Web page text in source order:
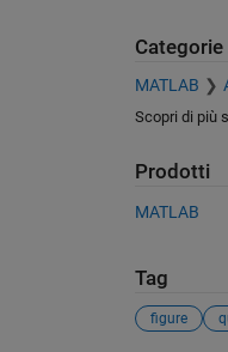
Categorie
MATLAB
Scopri di più
Prodotti
MATLAB
Tag
figure